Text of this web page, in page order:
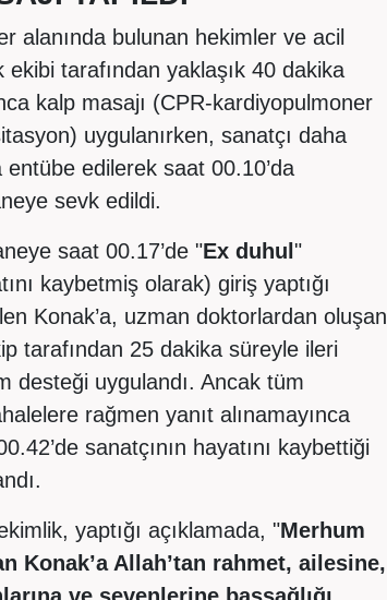
alanında bulunan hekimler ve acil
ekibi tarafından yaklaşık 40 dakika
kalp masajı (CPR-kardiyopulmoner
uygulanırken, sanatçı daha
entübe edilerek saat 00.10’da
sevk edildi.
saat 00.17’de "Ex duhul "
kaybetmiş olarak) giriş yaptığı
Konak’a, uzman doktorlardan oluşan
tarafından 25 dakika süreyle ileri
desteği uygulandı. Ancak tüm
rağmen yanıt alınamayınca
sanatçının hayatını kaybettiği
yaptığı açıklamada, "Merhum
Konak’a Allah’tan rahmet, ailesine,